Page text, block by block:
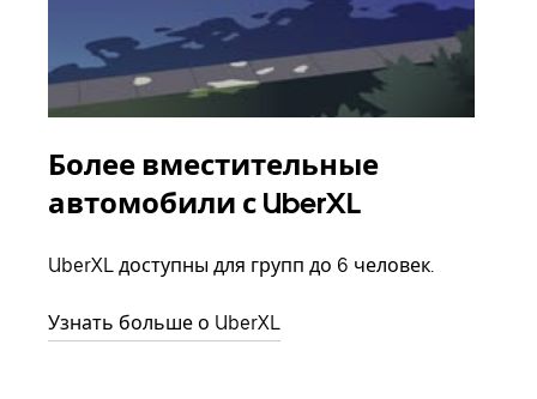
Более вместительные
автомобили с UberXL
UberXL доступны для групп до 6 человек.
Узнать больше о UberXL